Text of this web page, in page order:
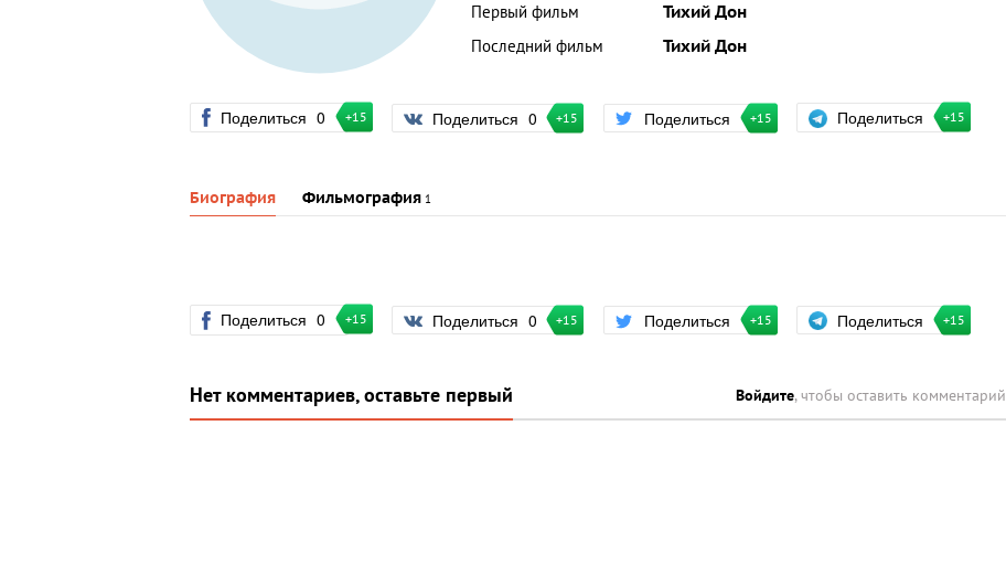
Первый фильм
Тихий Дон
Последний фильм
Тихий Дон
Поделиться 0 +15 Поделиться 0 +15 Поделиться +15 Поделиться +15
Биография Фильмография 1
Поделиться 0 +15 Поделиться 0 +15 Поделиться +15 Поделиться +15
Нет комментариев, оставьте первый Войдите, чтобы оставить комментарий